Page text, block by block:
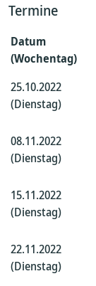
Termine
Datum
(Wochentag)
25.10.2022
(Dienstag)
08.11.2022
(Dienstag)
15.11.2022
(Dienstag)
22.11.2022
(Dienstag)